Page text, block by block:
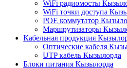
WiFi радиомосты
WiFi точки доступа
POE коммутатор
Маршрутизаторы
Кабельная продукция
Оптические кабеля
UTP кабель Кызылорда
Блоки питания Кызылорда